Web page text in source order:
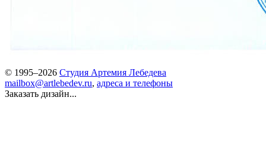
© 1995–2026 Студия Артемия Лебедева
mailbox@artlebedev.ru, адреса и телефоны
Заказать дизайн...